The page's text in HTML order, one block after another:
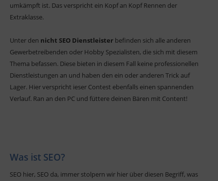
umkämpft ist. Das verspricht ein Kopf an Kopf Rennen der
Extraklasse.
Unter den nicht SEO Dienstleister befinden sich alle anderen
Gewerbetreibenden oder Hobby Spezialisten, die sich mit diesem
Thema befassen. Diese bieten in diesem Fall keine professionellen
Dienstleistungen an und haben den ein oder anderen Trick auf
Lager. Hier verspricht ieser Contest ebenfalls einen spannenden
Verlauf. Ran an den PC und füttere deinen Bären mit Content!
Was ist SEO?
SEO hier, SEO da, immer stolpern wir hier über diesen Begriff, was